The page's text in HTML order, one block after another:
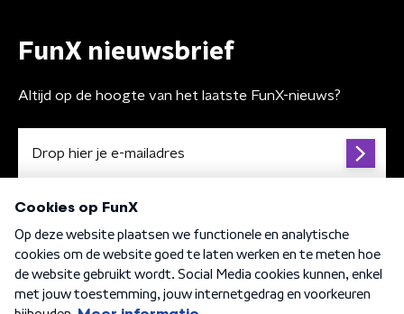
FunX nieuwsbrief
Altijd op de hoogte van het laatste FunX-nieuws?
Algemene voorwaarden Privacybeleid